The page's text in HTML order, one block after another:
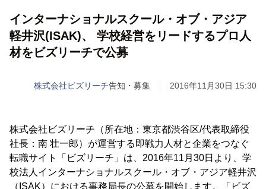
インターナショナルスクール・オブ・アジア
軽井沢(ISAK)、 学校経営をリードするプロ人
材をビズリーチで公募
株式会社ビズリーチ告知・募集 2016年11月30日 15:30
株式会社ビズリーチ（所在地：東京都渋谷区/代表取締役
社長：南 壮一郎）が運営する即戦力人材と企業をつなぐ
転職サイト「ビズリーチ」は、2016年11月30日より、学
校法人インターナショナルスクール・オブ・アジア軽井沢
（ISAK）における事務局長の公募を開始します。「ビズ